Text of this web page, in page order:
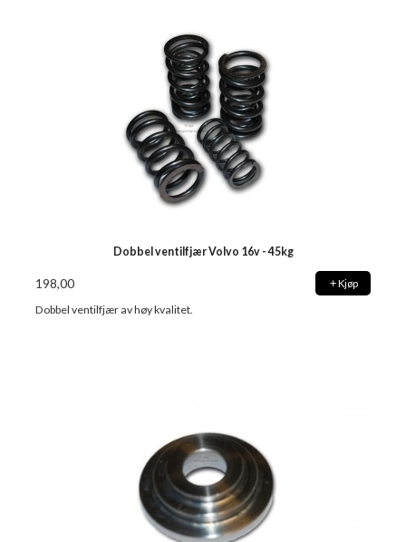
Dobbel ventilfjær Volvo 16v - 45kg
198,00 Kjøp
Dobbel ventilfjær av høy kvalitet.